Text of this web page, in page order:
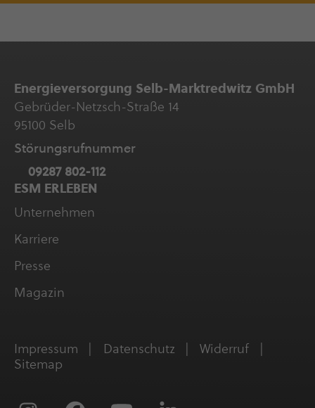
Ener­gie­ver­sor­gung Selb-Marktredwitz GmbH
Gebrüder-Netzsch-Straße 14
95100 Selb
Störungs­ruf­nummer
09287 802-112
ESM ERLEBEN
Unter­neh­men
Karriere
Presse
Magazin
Impressum Daten­schutz
Widerruf
Sitemap